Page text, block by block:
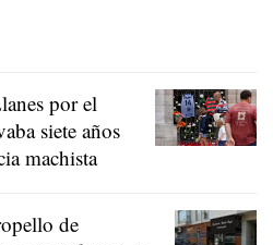
por el
siete años
machista
de